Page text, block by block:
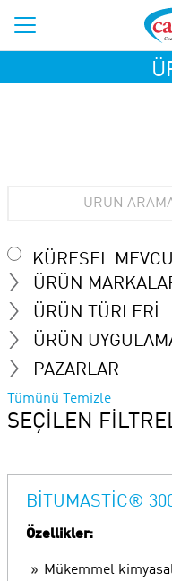
KÜRESEL
ÜRÜN
ÜRÜN TÜRLERI
ÜRÜN
PAZARLAR
Tümünü Temizle
SEÇILEN
BITUMASTIC®
Özellikler:
Mükemmel